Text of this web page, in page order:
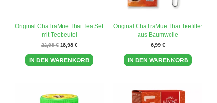
Original ChaTraMue Thai Tea Set
mit Teebeutel
22,98€ 18,98 €
IN DEN WARENKORB
Original ChaTraMue Thai Teefilter
aus Baumwolle
6,99 €
IN DEN WARENKORB